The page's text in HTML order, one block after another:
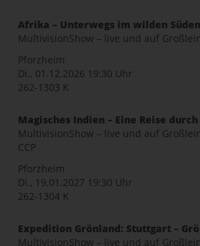
Afrika – Unterwegs im wilden Süden
MultivisionShow – live und auf
Pforzheim
Di., 01.12.2026 19:30 Uhr
262-1303 K
Magisches Indien – Eine Reise
MultivisionShow – live und auf
CCP
Pforzheim
Di., 19.01.2027 19:30 Uhr
262-1304 K
Expedition Grönland: Stuttgart –
MultivisionShow – live und auf